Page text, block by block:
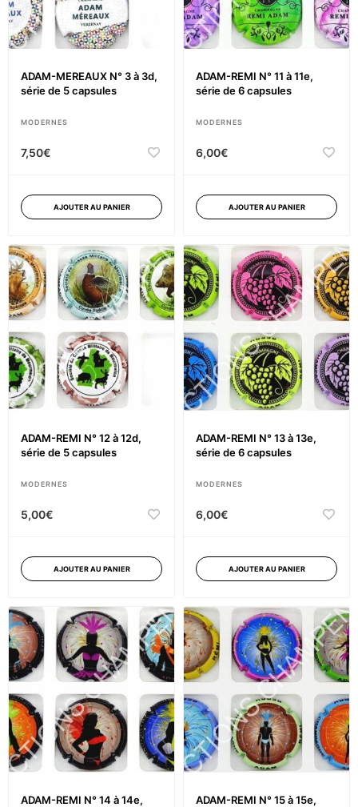
ADAM-MEREAUX N° 3 à 3d,
série de 5 capsules
MODERNES
7,50€
AJOUTER AU PANIER
ADAM-REMI N° 11 à 11e,
série de 6 capsules
MODERNES
6,00€
AJOUTER AU PANIER
ADAM-REMI N° 12 à 12d,
série de 5 capsules
MODERNES
5,00€
AJOUTER AU PANIER
ADAM-REMI N° 13 à 13e,
série de 6 capsules
MODERNES
6,00€
AJOUTER AU PANIER
ADAM-REMI N° 14 à 14e,
ADAM-REMI N° 15 à 15e,